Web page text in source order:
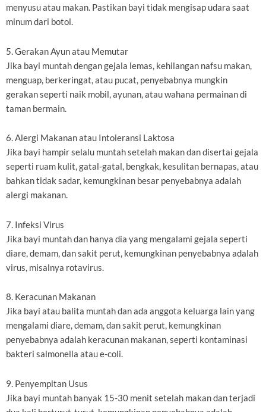
menyusu atau makan. Pastikan bayi tidak mengisap udara saat
minum dari botol.
5. Gerakan Ayun atau Memutar
Jika bayi muntah dengan gejala lemas, kehilangan nafsu makan,
menguap, berkeringat, atau pucat, penyebabnya mungkin
gerakan seperti naik mobil, ayunan, atau wahana permainan di
taman bermain.
6. Alergi Makanan atau Intoleransi Laktosa
Jika bayi hampir selalu muntah setelah makan dan disertai gejala
seperti ruam kulit, gatal-gatal, bengkak, kesulitan bernapas, atau
bahkan tidak sadar, kemungkinan besar penyebabnya adalah
alergi makanan.
7. Infeksi Virus
Jika bayi muntah dan hanya dia yang mengalami gejala seperti
diare, demam, dan sakit perut, kemungkinan penyebabnya adalah
virus, misalnya rotavirus.
8. Keracunan Makanan
Jika bayi atau balita muntah dan ada anggota keluarga lain yang
mengalami diare, demam, dan sakit perut, kemungkinan
penyebabnya adalah keracunan makanan, seperti kontaminasi
bakteri salmonella atau e-coli.
9. Penyempitan Usus
Jika bayi muntah banyak 15-30 menit setelah makan dan terjadi